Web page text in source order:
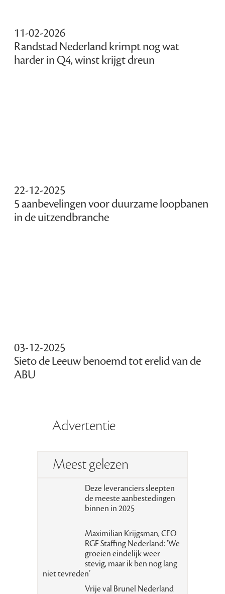
11-02-2026
Randstad Nederland krimpt nog wat
harder in Q4, winst krijgt dreun
22-12-2025
5 aanbevelingen voor duurzame loopbanen
in de uitzendbranche
03-12-2025
Sieto de Leeuw benoemd tot erelid van de
ABU
Advertentie
Meest gelezen
Deze leveranciers sleepten
de meeste aanbestedingen
binnen in 2025
Maximilian Krijgsman, CEO
RGF Staffing Nederland: ‘We
groeien eindelijk weer
stevig, maar ik ben nog lang
niet tevreden’
Vrije val Brunel Nederland